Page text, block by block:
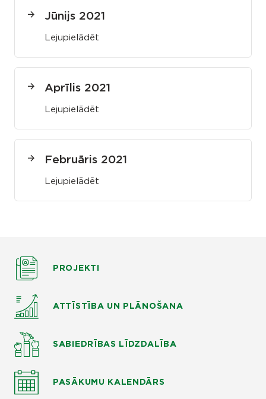
Jūnijs 2021
Lejupielādēt
Aprīlis 2021
Lejupielādēt
Februāris 2021
Lejupielādēt
PROJEKTI
ATTĪSTĪBA UN PLĀNOŠANA
SABIEDRĪBAS LĪDZDALĪBA
PASĀKUMU KALENDĀRS